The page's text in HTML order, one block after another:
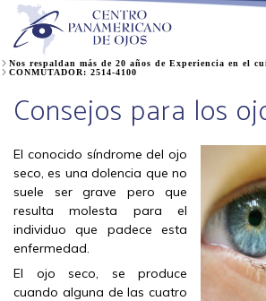
Nos respaldan más de 20 años de Experiencia en el
CONMUTADOR: 2514-4100
Consejos para los
El conocido síndrome del ojo
seco, es una dolencia que no
suele ser grave pero que
resulta molesta para el
individuo que padece esta
enfermedad.
El ojo seco, se produce
cuando alguna de las cuatro